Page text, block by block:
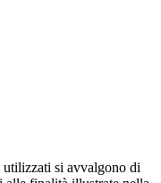
utilizzati si avvalgono di